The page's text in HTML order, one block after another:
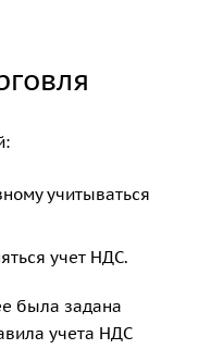
учитываться
учет НДС.
была задана
учета НДС